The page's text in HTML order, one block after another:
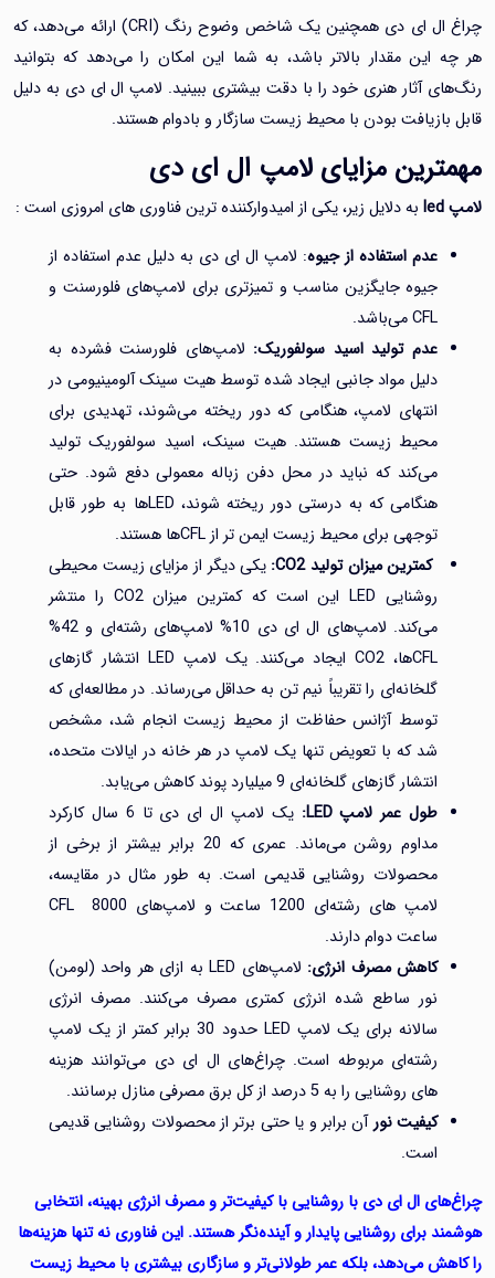
چراغ ال ای دی همچنین یک شاخص وضوح رنگ (CRI) ارائه می‌دهد، که
مقدار بالاتر باشد، به شما این امکان را می‌دهد که بتوانید
آثار هنری خود را با دقت بیشتری ببینید. لامپ‌ ال ای دی به دلیل
بودن با محیط زیست سازگار و بادوام هستند.
مزایای لامپ ال ای دی
به دلایل زیر، یکی از امیدوارکننده ترین فناوری های امروزی است :
عدم استفاده از جیوه: لامپ ال ای دی به دلیل عدم استفاده از
جیوه جایگزین مناسب و تمیزتری برای لامپ‌های فلورسنت و
عدم تولید اسید سولفوریک:لامپ‌های فلورسنت فشرده به
دلیل مواد جانبی ایجاد شده توسط هیت سینک آلومینیومی در
انتهای لامپ، هنگامی که دور ریخته می‌شوند، تهدیدی برای
محیط زیست هستند. هیت سینک، اسید سولفوریک تولید
می‌کند که نباید در محل دفن زباله معمولی دفع شود. حتی
هنگامی که به درستی دور ریخته شوند، LED‌ها به طور قابل
توجهی برای محیط زیست ایمن تر از CFL‌ها هستند.
کمترین میزان تولیدCO2
:یکی دیگر از مزایای زیست محیطی
روشنایی LED این است که کمترین میزان CO2 را منتشر
می‌کند. لامپ‌های ال ای دی 10% لامپ‌های رشته‌ای و 42%
CFL‌ها، CO2 ایجاد می‌کنند. یک لامپ LED انتشار گازهای
گلخانه‌ای را تقریباً نیم تن به حداقل می‌رساند. در مطالعه‌ای که
توسط آژانس حفاظت از محیط زیست انجام شد، مشخص
شد که با تعویض تنها یک لامپ در هر خانه در ایالات متحده،
انتشار گازهای گلخانه‌ای 9 میلیارد پوند کاهش می‌یابد.
طول عمر لامپLED
:
یک لامپ ال ای دی تا 6 سال کارکرد
مداوم روشن می‌ماند. عمری که 20 برابر بیشتر از برخی از
محصولات روشنایی قدیمی است. به طور مثال در مقایسه،
لامپ ‌های رشته‌ای 1200 ساعت و لامپ‌های CFL 8000
ساعت دوام دارند.
کاهش مصرف انرژی:
لامپ‌های LED به ازای هر واحد (لومن)
نور ساطع شده انرژی کمتری مصرف می‌کنند. مصرف انرژی
سالانه برای یک لامپ LED حدود 30 برابر کمتر از یک لامپ
رشته‌ای مربوطه است. چراغ‌های ال ای دی می‌توانند هزینه
های روشنایی را به 5 درصد از کل برق مصرفی منازل برسانند.
کیفیت نورآن برابر و یا حتی برتر از محصولات روشنایی قدیمی
ال ای دی با روشنایی با کیفیت‌تر و مصرف انرژی بهینه، انتخابی
برای روشنایی پایدار و آینده‌نگر هستند. این فناوری نه تنها هزینه‌ها
می‌دهد، بلکه عمر طولانی‌تر و سازگاری بیشتری با محیط زیست